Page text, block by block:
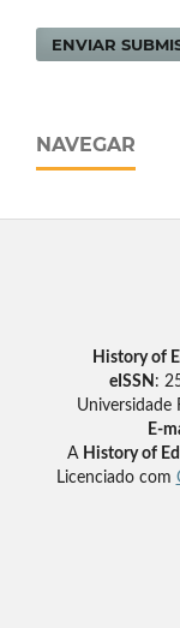
ENVIAR
NAVEGAR
History of
eISSN :
Universidade
E-
A History of
Licenciado com